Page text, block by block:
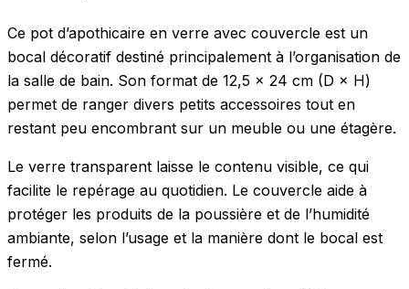
Ce pot d’apothicaire en verre avec couvercle est un
bocal décoratif destiné principalement à l’organisation de
la salle de bain. Son format de 12,5 × 24 cm (D × H)
permet de ranger divers petits accessoires tout en
restant peu encombrant sur un meuble ou une étagère.
Le verre transparent laisse le contenu visible, ce qui
facilite le repérage au quotidien. Le couvercle aide à
protéger les produits de la poussière et de l’humidité
ambiante, selon l’usage et la manière dont le bocal est
fermé.